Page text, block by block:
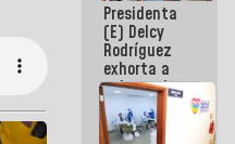
Presidenta
(E) Delcy
Rodríguez
exhorta a
gobernadores
y alcaldes a
edificar